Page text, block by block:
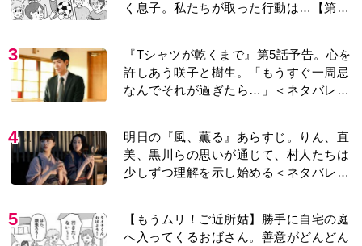
く息子。私たちが取った行動は…【第3
3
『Tシャツが乾くまで』第5話予告。心を
許しあう咲子と樹生。「もうすぐ一周忌
なんでそれが過ぎたら…」＜ネタバレあ
4
明日の『風、薫る』あらすじ。りん、直
美、黒川らの思いが通じて、村人たちは
少しずつ理解を示し始める＜ネタバレあ
5
【もうムリ！ご近所姑】勝手に自宅の庭
へ入ってくるおばさん。善意がどんどん